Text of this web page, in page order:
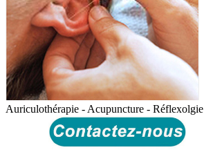
Auriculothérapie - Acupuncture - Réflexolgie